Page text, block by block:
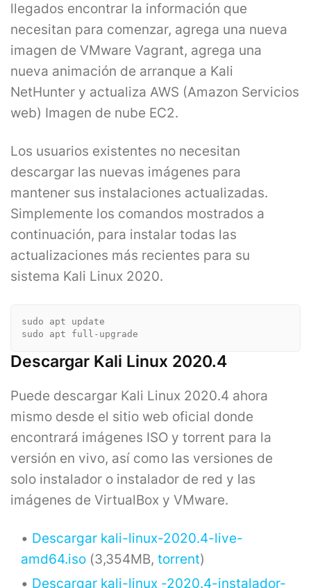
llegados encontrar la información que
necesitan para comenzar, agrega una nueva
imagen de VMware Vagrant, agrega una
nueva animación de arranque a Kali
NetHunter y actualiza AWS (Amazon Servicios
web) Imagen de nube EC2.
Los usuarios existentes no necesitan
descargar las nuevas imágenes para
mantener sus instalaciones actualizadas.
Simplemente los comandos mostrados a
continuación, para instalar todas las
actualizaciones más recientes para su
sistema Kali Linux 2020.
sudo apt update
sudo apt full-upgrade
Descargar Kali Linux 2020.4
Puede descargar Kali Linux 2020.4 ahora
mismo desde el sitio web oficial donde
encontrará imágenes ISO y torrent para la
versión en vivo, así como las versiones de
solo instalador o instalador de red y las
imágenes de VirtualBox y VMware.
Descargar kali-linux-2020.4-live-
amd64.iso (3,354MB, torrent)
Descargar kali-linux -2020.4-instalador-